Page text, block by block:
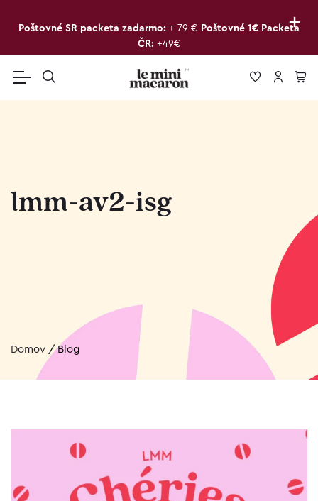
+
Poštovné SR packeta zadarmo: + 79 € Poštovné 1€ Packeta
ČR: +49€
lmm-av2-isg
Domov /Blog